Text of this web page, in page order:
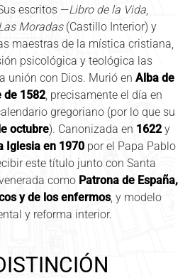
escritos —Libro de la Vida
Moradas(Castillo Interior) y
maestras de la mística cristiana,
psicológica y teológica las
unión con Dios. Murió en Alba de
de 1582, precisamente el día en
gregoriano (por lo que su
octubre). Canonizada en 1622y
Iglesia en 1970 por el Papa Pablo
este título junto con Santa
como Patrona de España,
y de los enfermos, y modelo
y reforma interior.